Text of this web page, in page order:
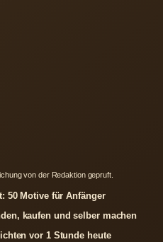
von der Redaktion gepruft.
50 Motive für Anfänger
kaufen und selber machen
vor 1 Stunde heute